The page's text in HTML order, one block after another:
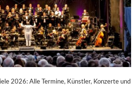
2026: Alle Termine, Künstler, Konzerte und